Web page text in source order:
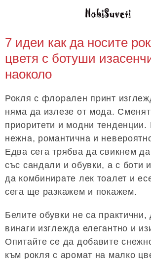
7 идеи как да носите
цветя с ботуши
наоколо
Рокля с флорален принт
няма да излезе от мода.
приоритети и модни тенденции.
нежна, романтична и
Едва сега трябва да свикнем
със сандали и обувки, а с боти
да комбинирате лек тоалет и
сега ще разкажем и покажем.
Белите обувки не са
винаги изглежда елегантно и
Опитайте се да добавите
към рокля с аромат на малко